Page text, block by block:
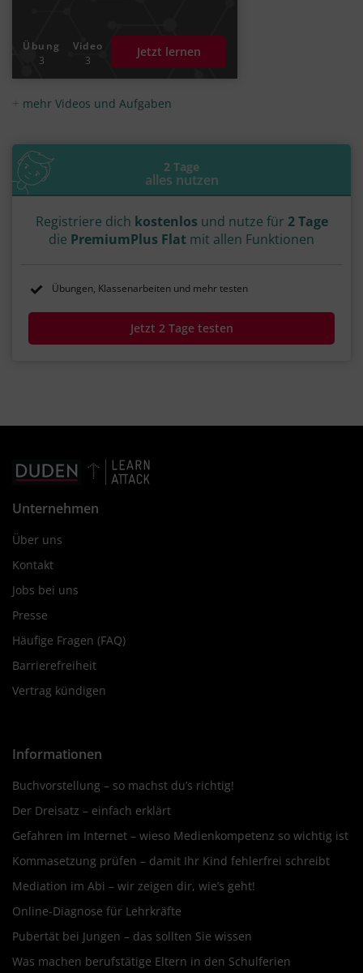
Übung
3
Video
3
Jetzt lernen
mehr Videos und Aufgaben
2 Tage
alles nutzen
Registriere dich kostenlos und nutze für 2 Tage
die PremiumPlus Flat mit allen Funktionen
Übungen, Klassenarbeiten und mehr testen
Jetzt 2 Tage testen
Unternehmen
Über uns
Kontakt
Jobs bei uns
Presse
Häufige Fragen (FAQ)
Barrierefreiheit
Vertrag kündigen
Informationen
Buchvorstellung – so machst du’s richtig!
Der Dreisatz – einfach erklärt
Gefahren im Internet – wieso Medienkompetenz so wichtig ist
Kommasetzung prüfen – damit Ihr Kind fehlerfrei schreibt
Mediation im Abi – wir zeigen dir, wie’s geht!
Online-Diagnose für Lehrkräfte
Pubertät bei Jungen – das sollten Sie wissen
Was machen berufstätige Eltern in den Schulferien